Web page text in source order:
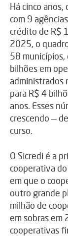
Há cinco
com 9
crédito de R$
2025, o
58
bilhões em
administrados
para R$ 4
anos. Esses
crescendo —
curso.
O Sicredi é a
cooperativa
em que o
outro grande
milhão de
em sobras em
cooperativas